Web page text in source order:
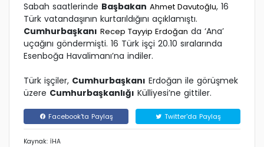
Sabah saatlerinde Başbakan Ahmet Davutoğlu, 16
Türk vatandaşının kurtarıldığını açıklamıştı.
Cumhurbaşkanı Recep Tayyip Erdoğan da ‘Ana’
uçağını göndermişti. 16 Türk işçi 20.10 sıralarında
Esenboğa Havalimanı’na indiler.
Türk işçiler, Cumhurbaşkanı Erdoğan ile görüşmek
üzere Cumhurbaşkanlığı Külliyesi’ne gittiler.
Facebook'ta Paylaş Twitter'da Paylaş
Kaynak: İHA